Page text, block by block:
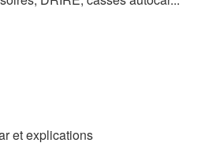
et explications